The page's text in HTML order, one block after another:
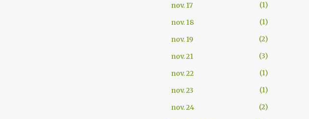
nov. 17
1
nov. 18
1
nov. 19
2
nov. 21
3
nov. 22
1
nov. 23
1
nov. 24
2